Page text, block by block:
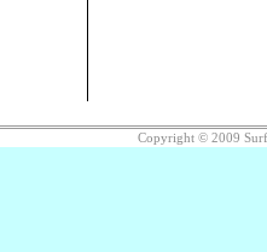
Copyright © 2009